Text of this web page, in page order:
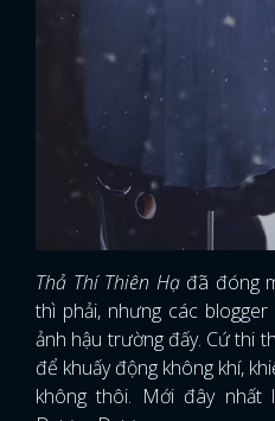
Thả Thí Thiên Hạ đã đóng
thì phải, nhưng các blogger
ảnh hậu trường đấy. Cứ thi
để khuấy động không khí,
không thôi. Mới đây